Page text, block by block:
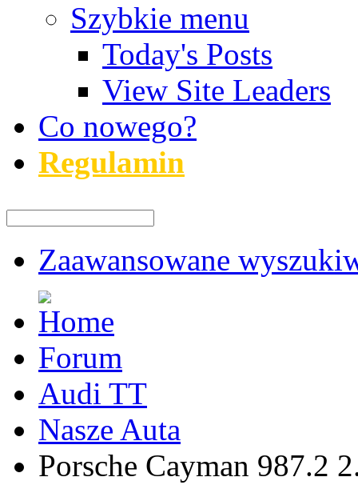
Szybkie menu
Today's Posts
View Site Leaders
Co nowego?
Regulamin
Zaawansowane
Forum
Audi TT
Nasze Auta
Porsche Cayman 987.2